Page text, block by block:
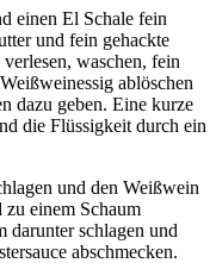
einen El Schale fein
und fein gehackte
waschen, fein
ablöschen
dazu geben. Eine kurze
die Flüssigkeit durch ein
und den Weißwein
zu einem Schaum
darunter schlagen und
abschmecken.